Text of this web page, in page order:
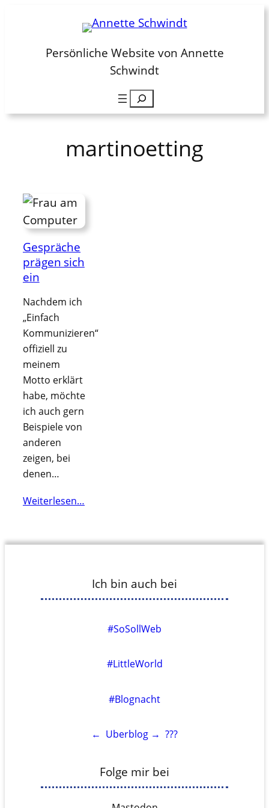
springenPersönliche Website von Annette
Schwindt
Suchen
martinoetting
Gespräche
prägen sich
ein
Nachdem ich
„Einfach
Kommunizieren“
offiziell zu
meinem
Motto erklärt
habe, möchte
ich auch gern
Beispiele von
anderen
zeigen, bei
denen…
Weiterlesen…
Ich bin auch bei
#SoSollWeb
#LittleWorld
#Blognacht
← Uberblog → ???
Folge mir bei